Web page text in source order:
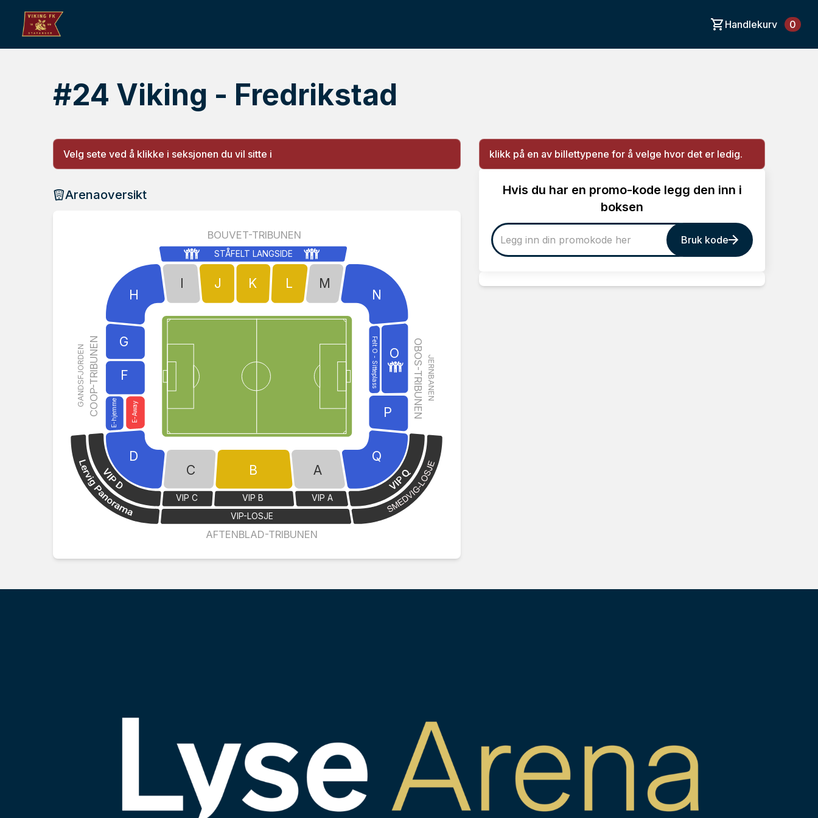
Handlekurv 0
#24 Viking - Fredrikstad
Velg sete ved å klikke i seksjonen du vil sitte i
Arenaoversikt
I J K L M
N
Felt O - Sitteplass
P
Q
A
B
C
VIP C
VIP B
VIP-LOSJE
VIP A
D
F
G
H
E-Away
E-hjemme
O
STÅFELT LANGSIDE
BOUVET-TRIBUNEN
AFTENBLAD-TRIBUNEN
OBOS-TRIBUNENJERNBANEN
COOP-TRIBUNEN
GANDSFJORDEN
klikk på en av billettypene for å velge hvor det er ledig.
Hvis du har en promo-kode legg den inn i
boksen
Bruk kode